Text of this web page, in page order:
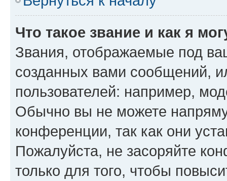
Что такое звание и как я
Звания, отображаемые под
созданных вами сообщений,
пользователей: например,
Обычно вы не можете
конференции, так как они
Пожалуйста, не засоряйте
только для того, чтобы